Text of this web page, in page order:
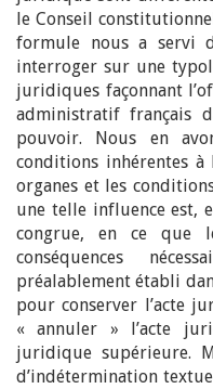
le Conseil
formule nous a servi
interroger sur une
juridiques façonnant
administratif français
pouvoir. Nous en
conditions inhérentes
organes et les
une telle influence est,
congrue, en ce
conséquences
préalablement établi
pour conserver l’acte
« annuler » l’acte
juridique supérieure.
d’indétermination